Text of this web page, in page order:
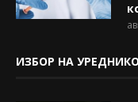
ИЗБОР НА